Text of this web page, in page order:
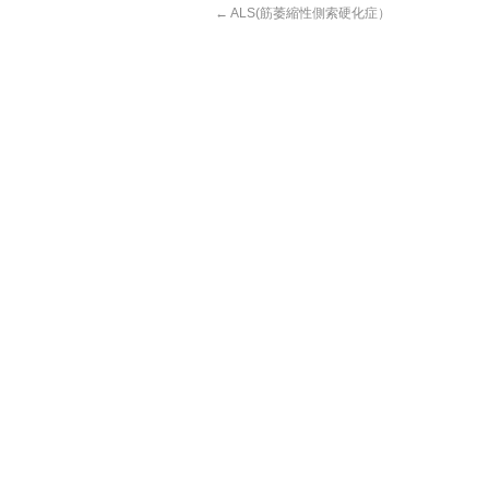
← ALS(筋萎縮性側索硬化症）